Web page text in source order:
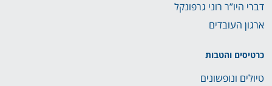
דברי היו”ר רוני גרפונקל
ארגון העובדים
כרטיסים והטבות
טיולים ונופשונים